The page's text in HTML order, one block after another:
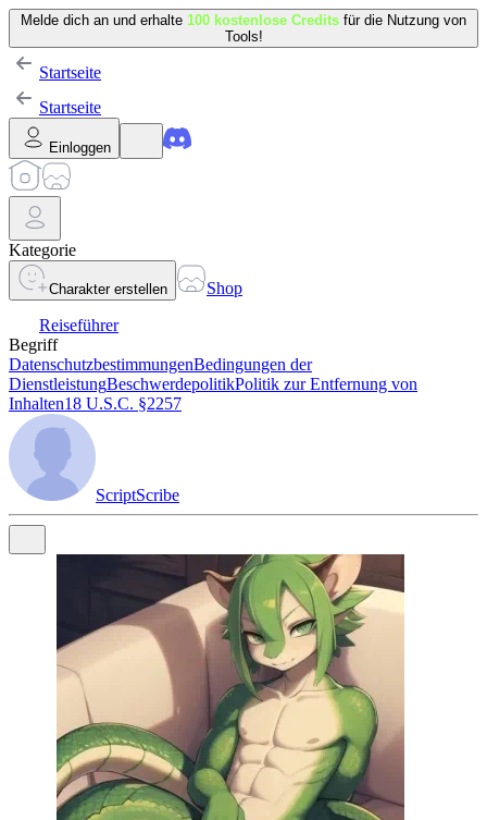
Melde dich an und erhalte 100 kostenlose Credits für die Nutzung von
Tools!
Startseite
Startseite
Einloggen
Kategorie
Charakter erstellen
Shop
Reiseführer
Begriff
DatenschutzbestimmungenBedingungen der
DienstleistungBeschwerdepolitikPolitik zur Entfernung von
Inhalten18 U.S.C. §2257
ScriptScribe